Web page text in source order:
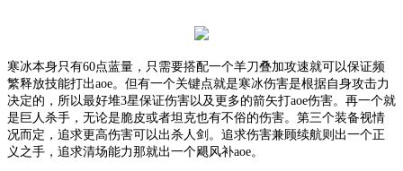
寒冰本身只有60点蓝量，只需要搭配一个羊刀叠加攻速就可以保证频
繁释放技能打出aoe。但有一个关键点就是寒冰伤害是根据自身攻击力
决定的，所以最好堆3星保证伤害以及更多的箭矢打aoe伤害。再一个就
是巨人杀手，无论是脆皮或者坦克也有不俗的伤害。第三个装备视情
况而定，追求更高伤害可以出杀人剑。追求伤害兼顾续航则出一个正
义之手，追求清场能力那就出一个飓风补aoe。